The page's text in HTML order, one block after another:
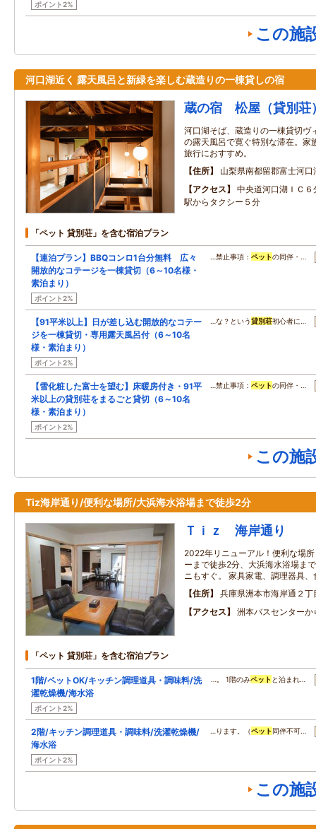
ポイント2%
この施
河口湖近く 露天風呂と新緑を楽しむ蔵造りの一棟貸しの宿
蔵の宿 松屋（貸別荘
河口湖そば、蔵造りの一棟貸切ヴ
の露天風呂で寛ぐ特別な滞在。家
旅行におすすめ。
住所
山梨県南都留郡富士河
アクセス
中央道河口湖ＩＣ
駅からタクシー５分
「ペット 貸別荘」を含む宿泊プラン
【連泊プラン】BBQコンロ1台分無料 広々
開放的なコテージを一棟貸切（6～10名様・
素泊まり）
ポイント2%
…禁止事項： ペットの同伴・…
【91平米以上】日が差し込む開放的なコテー
ジを一棟貸切・専用露天風呂付（6～10名
様・素泊まり）
ポイント2%
…な？という貸別荘初心者に…
【雪化粧した富士を望む】床暖房付き・91平
米以上の貸別荘をまるごと貸切（6～10名
様・素泊まり）
ポイント2%
…禁止事項： ペットの同伴・…
この施
Tiz海岸通り/便利な場所/大浜海水浴場まで徒歩2分
Ｔｉｚ 海岸通り
2022年リニューアル！便利な場
ーまで徒歩2分、大浜海水浴場ま
ニもすぐ。 家具家電、調理器具、
住所
兵庫県洲本市海岸通２丁
アクセス
洲本バスセンターか
「ペット 貸別荘」を含む宿泊プラン
1階/ペットOK/キッチン調理道具・調味料/洗
濯乾燥機/海水浴
ポイント2%
…。 1階のみペット と泊まれ…
2階/キッチン調理道具・調味料/洗濯乾燥機/
海水浴
ポイント2%
…ります。（ペット 同伴不可…
この施